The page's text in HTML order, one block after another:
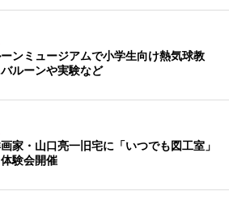
ンミュージアムで小学生向け熱気球教
ルーンや実験など
家・山口亮一旧宅に「いつでも図工室」
験会開催